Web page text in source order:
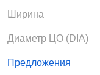
Ширина
Диаметр ЦО (DIA)
Предложения